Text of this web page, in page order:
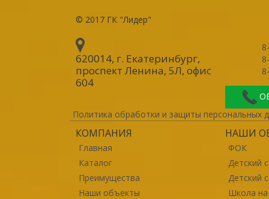
© 2017 ГК "Лидер"
620014, г. Екатеринбург,
проспект Ленина, 5Л, офис
604
Политика обработки и защиты персональных
КОМПАНИЯ
Главная
Каталог
Преимущества
Наши объекты
НАШИ
ФОК
Детский
Детский
Школа